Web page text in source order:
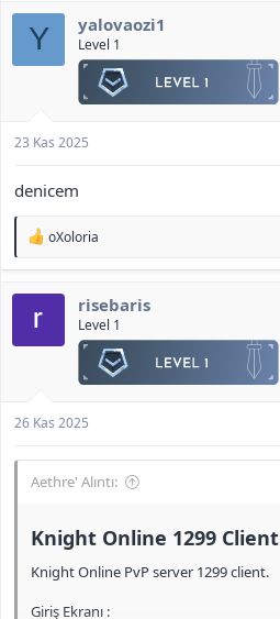
Clan ve Skill Sayfası :
Ekli dosyayı görüntüle 777
i
Y yalovaozi1
Level 1
23 Kas 2025
denicem
T
p
oXoloria
risebaris
Level 1
26 Kas 2025
Aethre' Alıntı:
Knight Online 1299 Client​
Knight Online PvP server 1299 client.
Giriş Ekranı :